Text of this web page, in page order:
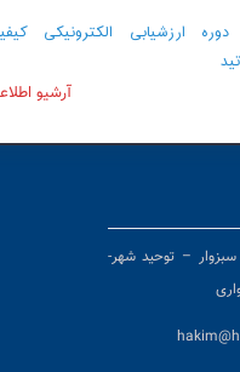
ارزشیابی الکترونیکی
آرشیو
– توحید شهر-